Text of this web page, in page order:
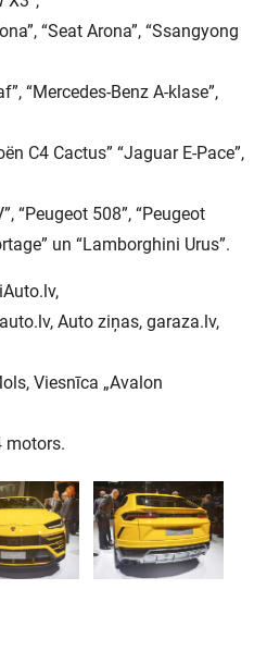
“Seat Arona”, “Ssangyong
“Mercedes-Benz A-klase”,
C4 Cactus” “Jaguar E-Pace”,
“Peugeot 508”, “Peugeot
un “Lamborghini Urus”.
Auto ziņas, garaza.lv,
Viesnīca „Avalon
motors.